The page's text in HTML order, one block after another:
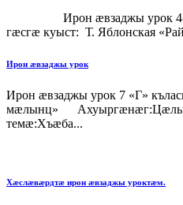
Ирон æвзаджы урок 4-
гæсгæ куыст: Т. Яблонская
Ирон æвзаджы урок
Ирон æвзаджы урок 7 «Г»
мæлынц»
темæ:Хъæба...
Хæслæвæрдтæ ирон æвзаджы уроктæм.